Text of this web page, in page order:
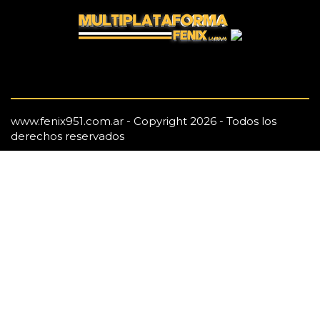
www.fenix951.com.ar - Copyright 2026 - Todos los
derechos reservados